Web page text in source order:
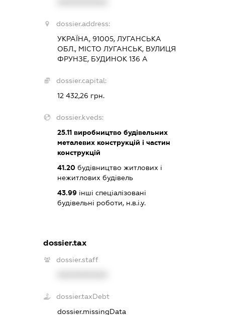
dossier.address:
УКРАЇНА, 91005, ЛУГАНСЬКА
ОБЛ., МІСТО ЛУГАНСЬК, ВУЛИЦЯ
ФРУНЗЕ, БУДИНОК 136 А
dossier.capital:
12 432,26 грн.
dossier.kveds:
25.11 виробництво будівельних
металевих конструкцій і частин
конструкцій
41.20 будівництво житлових і
нежитлових будівель
43.99 інші спеціалізовані
будівельні роботи, н.в.і.у.
dossier.tax
dossier.staff
dossier.taxDebt
dossier.missingData